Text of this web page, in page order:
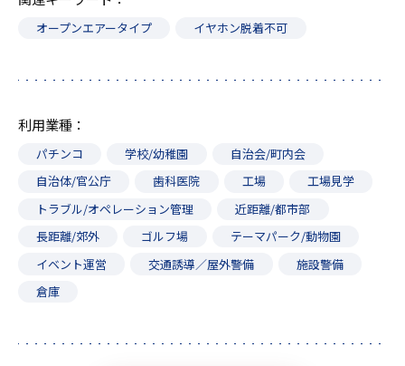
オープンエアータイプ イヤホン脱着不可
利用業種
パチンコ 学校/幼稚園
自治会/町内会
自治体/官公庁
歯科医院 工場
工場見学
トラブル/オペレーション管理
近距離/都市部
長距離/郊外
ゴルフ場
テーマパーク/動物園
イベント運営
交通誘導／屋外警備
施設警備
倉庫